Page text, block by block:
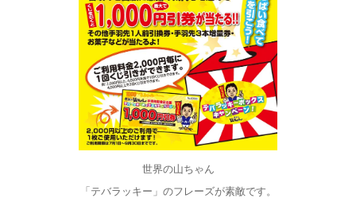
世界の山ちゃん
「テバラッキー」のフレーズが素敵です。